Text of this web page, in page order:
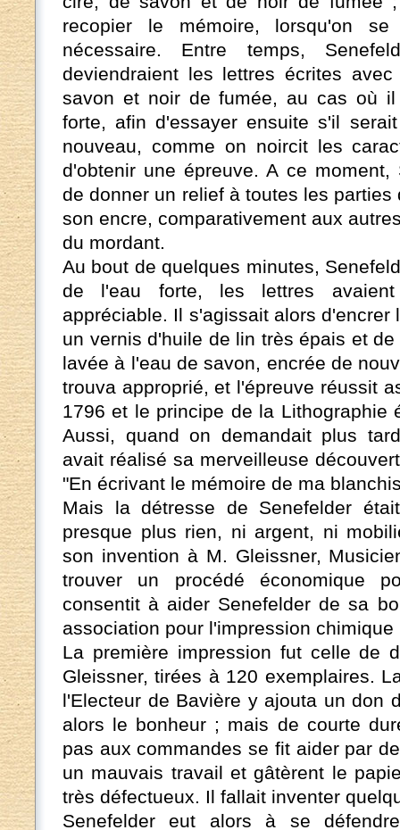
recopier le mémoire, lorsqu'on
nécessaire. Entre temps,
deviendraient les lettres écrites
savon et noir de fumée, au cas où
forte, afin d'essayer ensuite s'il
nouveau, comme on noircit les
d'obtenir une épreuve. A ce moment,
de donner un relief à toutes les
son encre, comparativement aux
du mordant.
Au bout de quelques minutes,
de l'eau forte, les lettres
appréciable. Il s'agissait alors
un vernis d'huile de lin très épais et
lavée à l'eau de savon, encrée de
trouva approprié, et l'épreuve réussit
1796 et le principe de la Lithographie
Aussi, quand on demandait plus
avait réalisé sa merveilleuse
"En écrivant le mémoire de ma
Mais la détresse de Senefelder
presque plus rien, ni argent, ni
son invention à M. Gleissner,
trouver un procédé économique
consentit à aider Senefelder de sa
association pour l'impression
La première impression fut celle de
Gleissner, tirées à 120 exemplaires.
l'Electeur de Bavière y ajouta un don
alors le bonheur ; mais de courte
pas aux commandes se fit aider par
un mauvais travail et gâtèrent le
très défectueux. Il fallait inventer
Senefelder eut alors à se